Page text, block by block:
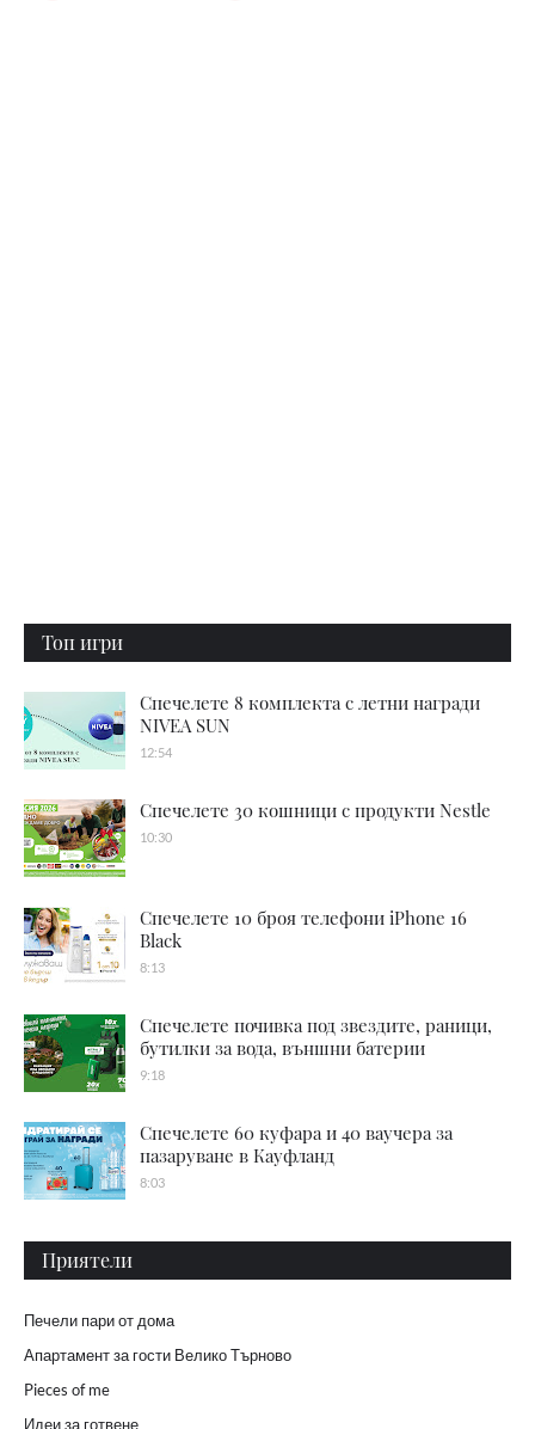
Топ игри
Спечелете 8 комплекта с летни награди
NIVEA SUN
12:54
Спечелете 30 кошници с продукти Nestle
10:30
Спечелете 10 броя телефони iPhone 16
Black
8:13
Спечелете почивка под звездите, раници,
бутилки за вода, външни батерии
9:18
Спечелете 60 куфара и 40 ваучера за
пазаруване в Кауфланд
8:03
Приятели
Печели пари от дома
Апартамент за гости Велико Търново
Pieces of me
Идеи за готвене